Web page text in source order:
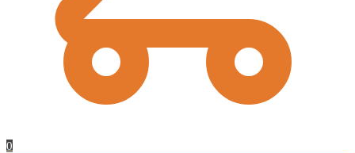
0